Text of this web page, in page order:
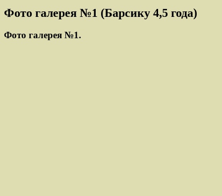
Фото галерея №1 (Барсику 4,5 года)
Фото галерея №1.